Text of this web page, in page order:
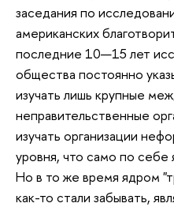
заседания по
американских
последние 10—15 лет
общества постоянно
изучать лишь крупные
неправительственные
изучать организации
уровня, что само по
Но в то же время ядром
как-то стали забывать,